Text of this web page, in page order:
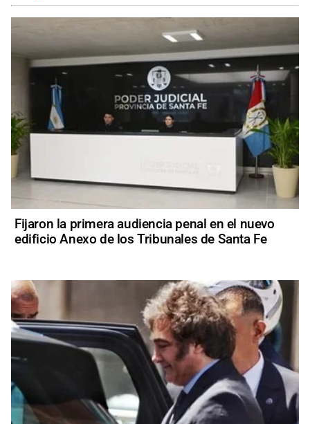
Fijaron la primera audiencia penal en el nuevo
edificio Anexo de los Tribunales de Santa Fe